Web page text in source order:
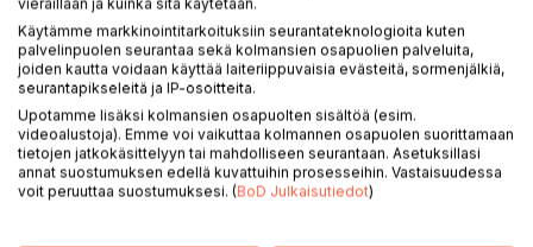
Kirjasarja kertoo kymmenestä pienestä koiranpennusta,
jotka asuvat kolmen lapsen, Sarin, Marin ja Jerin luona.
Pikkutassujen kasvikirja on sarjan ensimmäinen kirja. Tässä
kirjassa pennut tutustuvat
lähiympäristön luonnonkasveihin.
Hauskat kuvat pennuista löytämiensä kasvien kanssa
innostavat lapsia tutkimaan luontoa.
Kirja antaa tietoja kasveista ja niiden käytöstä. Lisäksi joka
vieraillaan ja kuinka sitä käytetään.
Käytämme markkinointitarkoituksiin seurantateknologioita kuten
palvelinpuolen seurantaa sekä kolmansien osapuolien palveluita,
joiden kautta voidaan käyttää laiteriippuvaisia evästeitä, sormenjälkiä,
seurantapikseleitä ja IP-osoitteita.
Upotamme lisäksi kolmansien osapuolten sisältöä (esim.
videoalustoja). Emme voi vaikuttaa kolmannen osapuolen suorittamaan
tietojen jatkokäsittelyyn tai mahdolliseen seurantaan. Asetuksillasi
annat suostumuksen edellä kuvattuihin prosesseihin. Vastaisuudessa
voit peruuttaa suostumuksesi. (BoD Julkaisutiedot)